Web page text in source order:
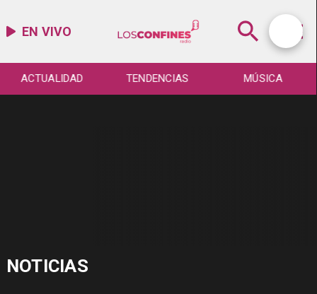
EN VIVO
ACTUALIDAD TENDENCIAS MÚSICA
NOTICIAS